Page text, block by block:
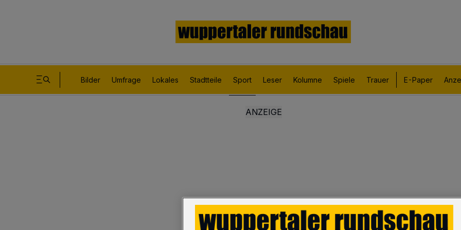
Bilder Umfrage Lokales Stadtteile Sport Leser Kolumne Spiele Trauer E-Paper